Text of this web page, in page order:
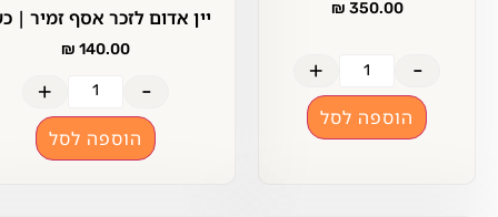
₪350.00
+
הוספה לסל
יין אדום לזכר אסף זמיר | כשר
₪140.00
+
הוספה לסל